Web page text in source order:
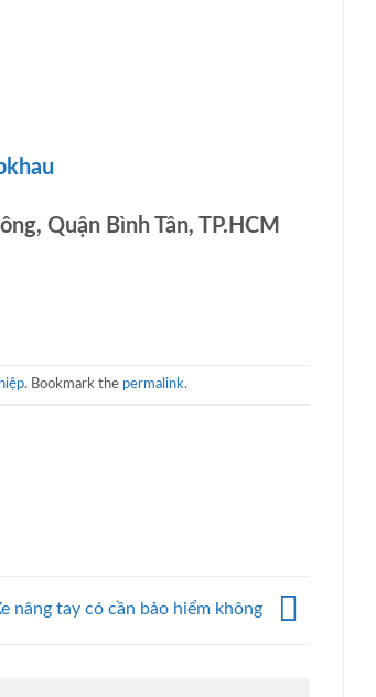
Quận Bình Tân, TP.HCM
. Bookmark the permalink.
nâng tay có cần bảo hiểm không